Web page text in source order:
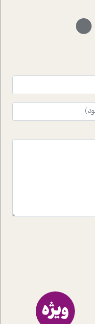
سفیر صلح و دوستی که
کاشتن درخت، به نماد
تبدیل گشته
به دو موضوع
و تاثیرات کاوش های
امروزی ما نگاهی
اتاق 333 شما را پای صحبت یک تجربه ی
و مشکلات و نیز
درمان اتفاق افتاده
مصنوعی در حوزه های
ویژه